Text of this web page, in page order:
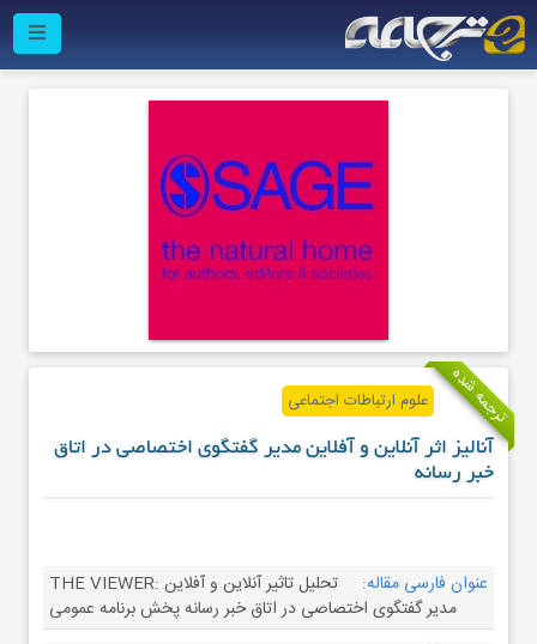
ترجمه شده علوم ارتباطات اجتماعی
آنالیز اثر آنلاین و آفلاین مدیر گفتگوی اختصاصی در اتاق
خبر رسانه
عنوان فارسی مقاله:
THE VIEWER: تحلیل تاثیر آنلاین و آفلاین
مدیر گفتگوی اختصاصی در اتاق خبر رسانه پخش برنامه عمومی